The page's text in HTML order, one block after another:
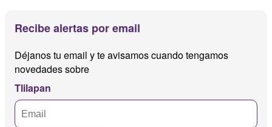
Recibe alertas por email
Déjanos tu email y te avisamos cuando tengamos
novedades sobre
Tlilapan